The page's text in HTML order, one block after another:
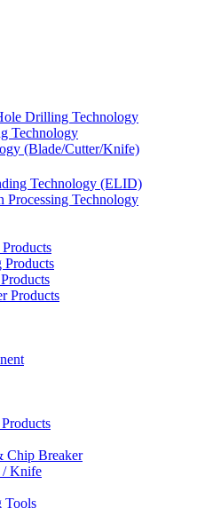
Drilling Technology
Technology
(Blade/Cutter/Knife)
Technology (ELID)
Processing Technology
Products
Products
Chip Breaker
/ Knife
Tools